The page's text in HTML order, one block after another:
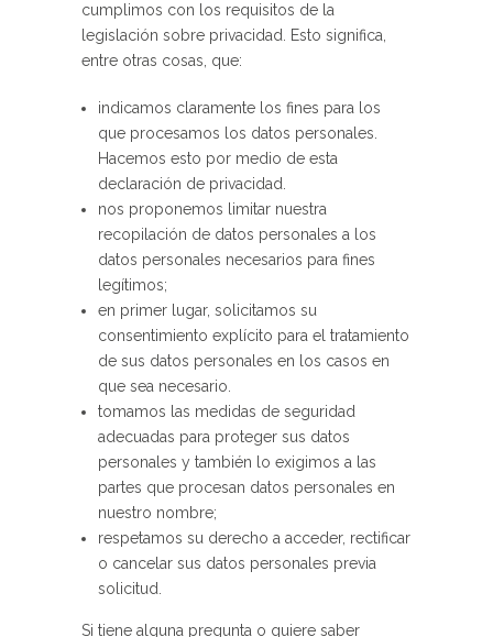
cumplimos con los requisitos de la
legislación sobre privacidad. Esto significa,
entre otras cosas, que:
indicamos claramente los fines para los
que procesamos los datos personales.
Hacemos esto por medio de esta
declaración de privacidad.
nos proponemos limitar nuestra
recopilación de datos personales a los
datos personales necesarios para fines
legítimos;
en primer lugar, solicitamos su
consentimiento explícito para el tratamiento
de sus datos personales en los casos en
que sea necesario.
tomamos las medidas de seguridad
adecuadas para proteger sus datos
personales y también lo exigimos a las
partes que procesan datos personales en
nuestro nombre;
respetamos su derecho a acceder, rectificar
o cancelar sus datos personales previa
solicitud.
Si tiene alguna pregunta o quiere saber